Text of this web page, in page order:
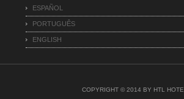
ESPAÑOL
PORTUGUÊS
ENGLISH
COPYRIGHT © 2014 BY HTL